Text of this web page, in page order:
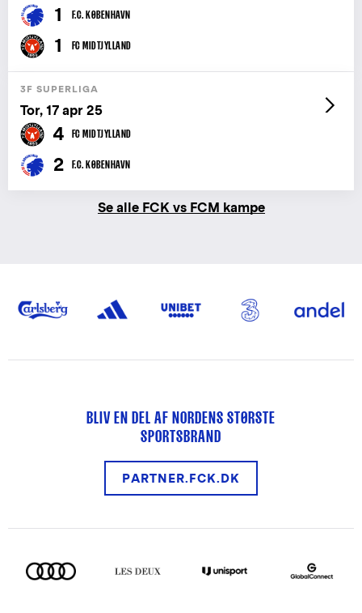
1 F.C. KØBENHAVN
1 FC MIDTJYLLAND
3F SUPERLIGA
Tor, 17 apr 25
4 FC MIDTJYLLAND
2 F.C. KØBENHAVN
Se alle FCK vs FCM kampe
BLIV EN DEL AF NORDENS STØRSTE
SPORTSBRAND
PARTNER.FCK.DK